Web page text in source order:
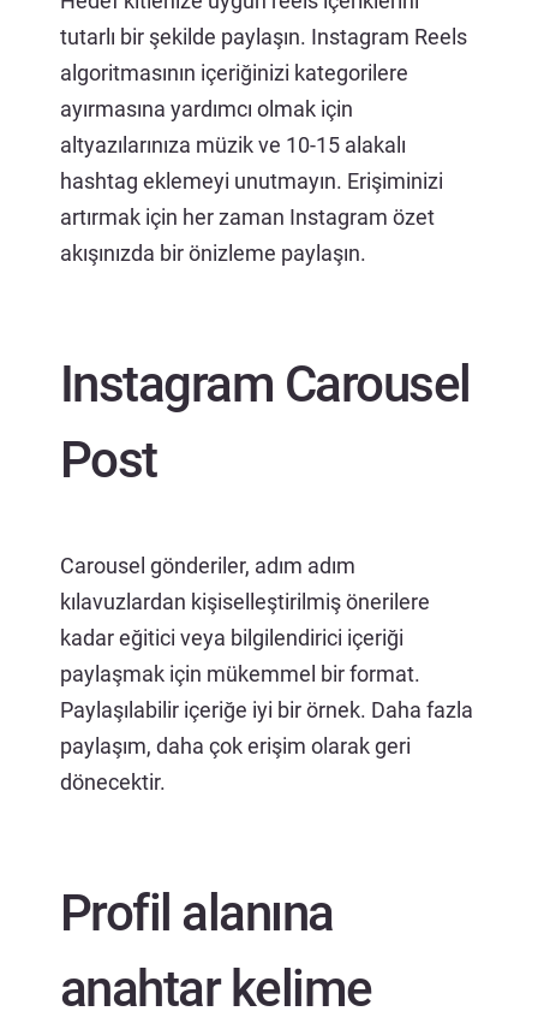
tutarlı bir şekilde paylaşın. Instagram Reels
algoritmasının içeriğinizi kategorilere
ayırmasına yardımcı olmak için
altyazılarınıza müzik ve 10-15 alakalı
hashtag eklemeyi unutmayın. Erişiminizi
artırmak için her zaman Instagram özet
akışınızda bir önizleme paylaşın.
Instagram Carousel
Post
Carousel gönderiler, adım adım
kılavuzlardan kişiselleştirilmiş önerilere
kadar eğitici veya bilgilendirici içeriği
paylaşmak için mükemmel bir format.
Paylaşılabilir içeriğe iyi bir örnek. Daha fazla
paylaşım, daha çok erişim olarak geri
dönecektir.
Profil alanına
anahtar kelime